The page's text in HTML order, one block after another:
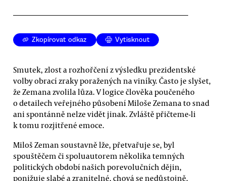
Zkopírovat odkaz Vytisknout
Smutek, zlost a rozhořčení z výsledku prezidentské
volby obrací zraky poražených na viníky. Často je slyšet,
že Zemana zvolila lůza. V logice člověka poučeného
o detailech veřejného působení Miloše Zemana to snad
ani spontánně nelze vidět jinak. Zvláště přičteme-li
k tomu rozjitřené emoce.
Miloš Zeman soustavně lže, přetvařuje se, byl
spouštěčem či spoluautorem několika temných
politických období našich porevolučních dějin,
ponižuje slabé a zranitelné, chová se nedůstojně,